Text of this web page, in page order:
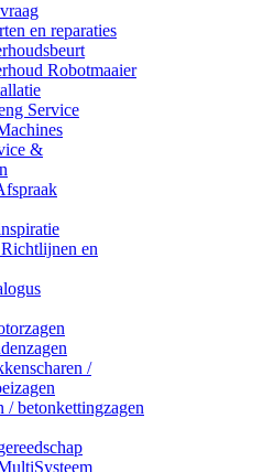
en reparaties
Robotmaaier
Service
&
en
/
/ betonkettingzagen